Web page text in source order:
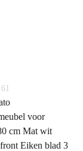
voor
cm Mat wit
Eiken blad 3